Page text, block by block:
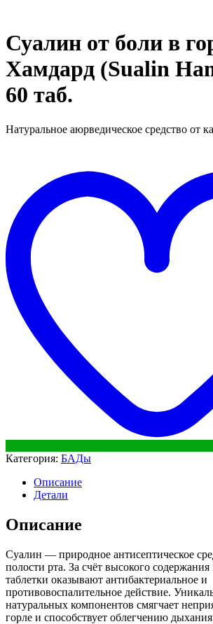
Суалин от боли в
Хамдард (Sualin
60 таб.
Натуральное аюрведическое средство от
Категория: БАДы
Описание
Детали
Описание
Суалин — природное антисептическое
полости рта. За счёт высокого
таблетки оказывают антибактериальное и
противовоспалительное действие.
натуральных компонентов смягчает
горле и способствует облегчению